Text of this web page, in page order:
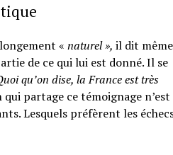
« naturel », il dit même
de ce qui lui est donné. Il se
qu’on dise, la France est très
partage ce témoignage n’est
Lesquels préfèrent les